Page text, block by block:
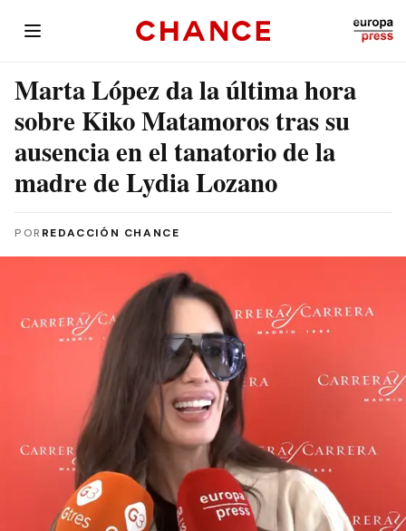
Marta López da la última hora
sobre Kiko Matamoros tras su
ausencia en el tanatorio de la
madre de Lydia Lozano
POR REDACCIÓN CHANCE